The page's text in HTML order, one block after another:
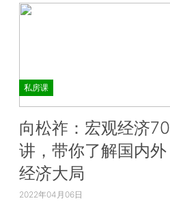
私房课
向松祚：宏观经济70
讲，带你了解国内外
经济大局
2022年04月06日